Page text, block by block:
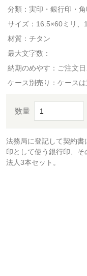
分類： 実印・銀行印・角
サイズ：16.5×60ミリ、
材質：チタン
最大文字数：
納期のめやす：ご注文
ケース別売り：ケース
数量
法務局に登記して契約
印として使う銀行印、
法人3本セット。